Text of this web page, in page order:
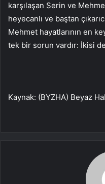
karşılaşan Serin ve
heyecanlı ve baştan
Mehmet hayatlarının en
tek bir sorun vardır: İkisi
Kaynak: (BYZHA) Beyaz